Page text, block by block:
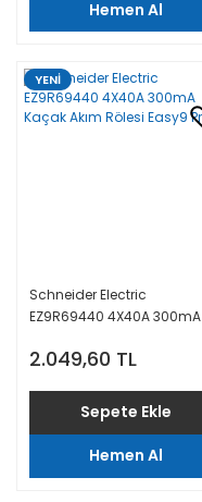
Hemen Al
YENİ
Schneider Electric
EZ9R69440 4X40A 300mA
2.049,60 TL
Sepete Ekle
Hemen Al